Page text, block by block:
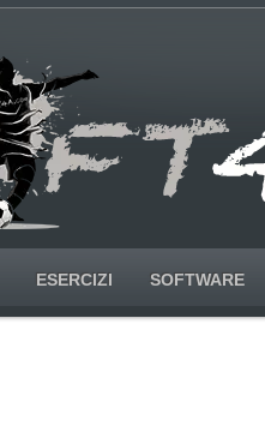
ESERCIZI SOFTWARE